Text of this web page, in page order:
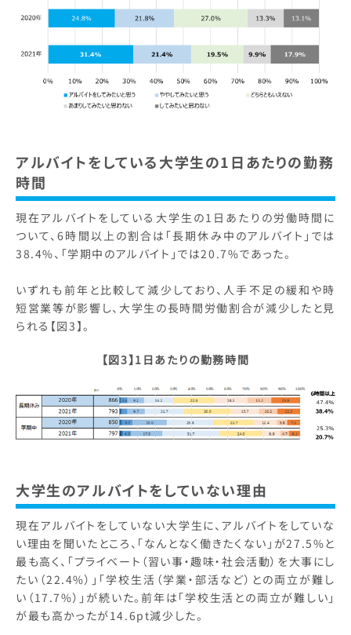
アルバイトをしている大学生の1日あたりの勤務
時間
現在アルバイトをしている大学生の1日あたりの労働時間に
ついて、6時間以上の割合は「長期休み中のアルバイト」では
38.4%、「学期中のアルバイト」では20.7%であった。
いずれも前年と比較して減少しており、人手不足の緩和や時
短営業等が影響し、大学生の長時間労働割合が減少したと見
られる【図3】。
【図3】1日あたりの勤務時間
大学生のアルバイトをしていない理由
現在アルバイトをしていない大学生に、アルバイトをしていな
い理由を聞いたところ、「なんとなく働きたくない」が27.5%と
最も高く、「プライベート（習い事・趣味・社会活動）を大事にし
たい（22.4%）」「学校生活（学業・部活など）との両立が難し
い（17.7%）」が続いた。前年は「学校生活との両立が難しい」
が最も高かったが14.6pt減少した。